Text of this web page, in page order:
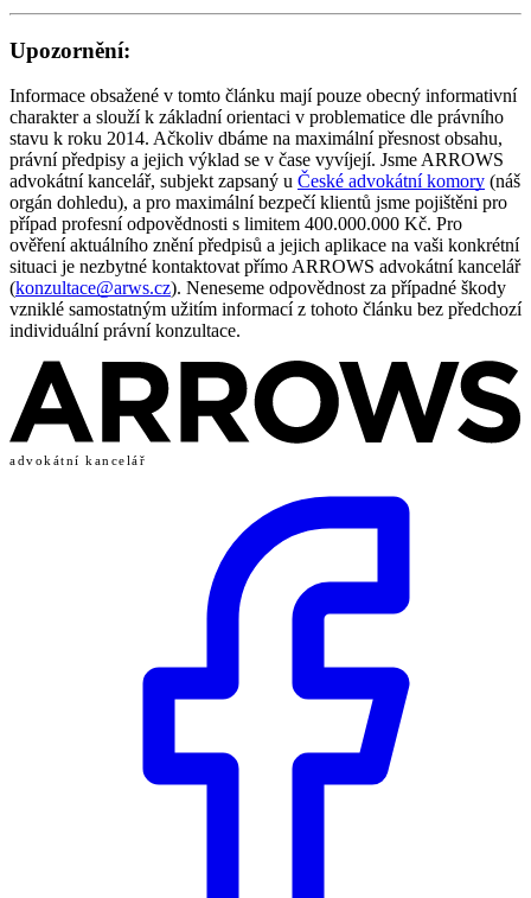
Upozornění:
Informace obsažené v tomto článku mají pouze obecný informativní
charakter a slouží k základní orientaci v problematice dle právního
stavu k roku 2014. Ačkoliv dbáme na maximální přesnost obsahu,
právní předpisy a jejich výklad se v čase vyvíjejí. Jsme ARROWS
advokátní kancelář, subjekt zapsaný u České advokátní komory (náš
orgán dohledu), a pro maximální bezpečí klientů jsme pojištěni pro
případ profesní odpovědnosti s limitem 400.000.000 Kč. Pro
ověření aktuálního znění předpisů a jejich aplikace na vaši konkrétní
situaci je nezbytné kontaktovat přímo ARROWS advokátní kancelář
(konzultace@arws.cz). Neneseme odpovědnost za případné škody
vzniklé samostatným užitím informací z tohoto článku bez předchozí
individuální právní konzultace.
advokátní kancelář